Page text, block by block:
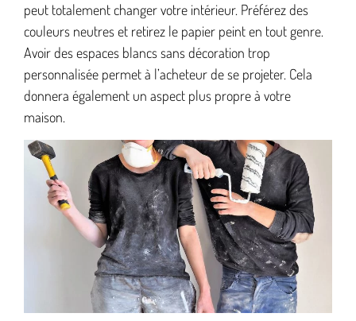
peut totalement changer votre intérieur. Préférez des
couleurs neutres et retirez le papier peint en tout genre.
Avoir des espaces blancs sans décoration trop
personnalisée permet à l’acheteur de se projeter. Cela
donnera également un aspect plus propre à votre
maison.